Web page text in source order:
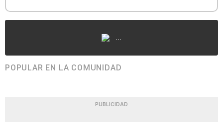
...
POPULAR EN LA COMUNIDAD
PUBLICIDAD